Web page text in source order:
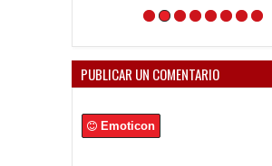
PUBLICAR UN COMENTARIO
Emoticon